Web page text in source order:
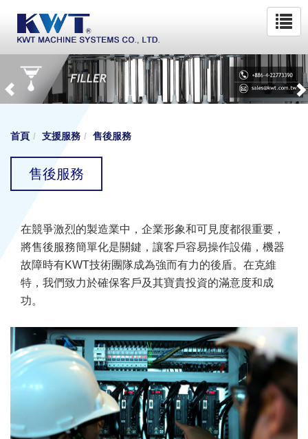
首頁 支援服務 售後服務
售後服務
在競爭激烈的製造業中，企業形象和可見度都很重要，
將售後服務簡單化是關鍵，讓客戶容易操作設備，機器
故障時有KWT技術團隊成為強而有力的後盾。在克維
特，我們致力於確保客戶及其寶貴投資的滿意度和成
功。